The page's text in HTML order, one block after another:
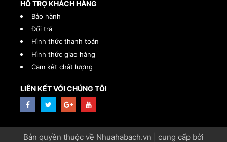
HỖ TRỢ KHÁCH HÀNG
Bảo hành
Đổi trả
Hình thức thanh toán
Hình thức giao hàng
Cam kết chất lượng
LIÊN KẾT VỚI CHÚNG TÔI
Bản quyền thuộc về Nhuahabach.vn | cung cấp bởi